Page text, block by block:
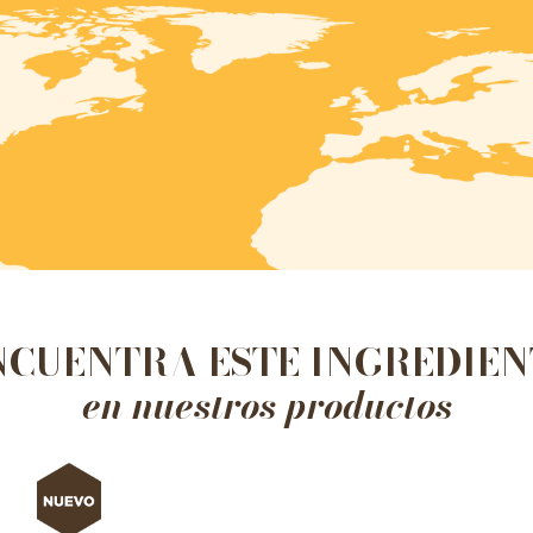
ESTE
en nuestros productos